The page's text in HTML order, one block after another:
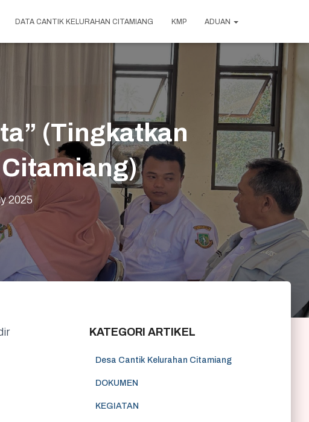
DATA CANTIK KELURAHAN CITAMIANG KMP ADUAN
(Tingkatkan
2025
KATEGORI ARTIKEL
Desa Cantik Kelurahan Citamiang
DOKUMEN
KEGIATAN